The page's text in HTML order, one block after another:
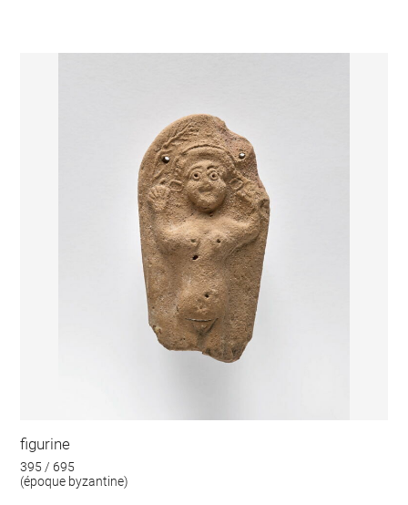
figurine
395 / 695
(époque byzantine)